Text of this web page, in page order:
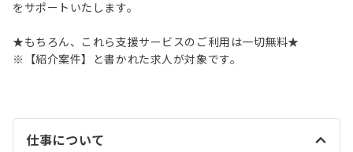
をサポートいたします。
★もちろん、これら支援サービスのご利用は一切無料★
※【紹介案件】と書かれた求人が対象です。
仕事について